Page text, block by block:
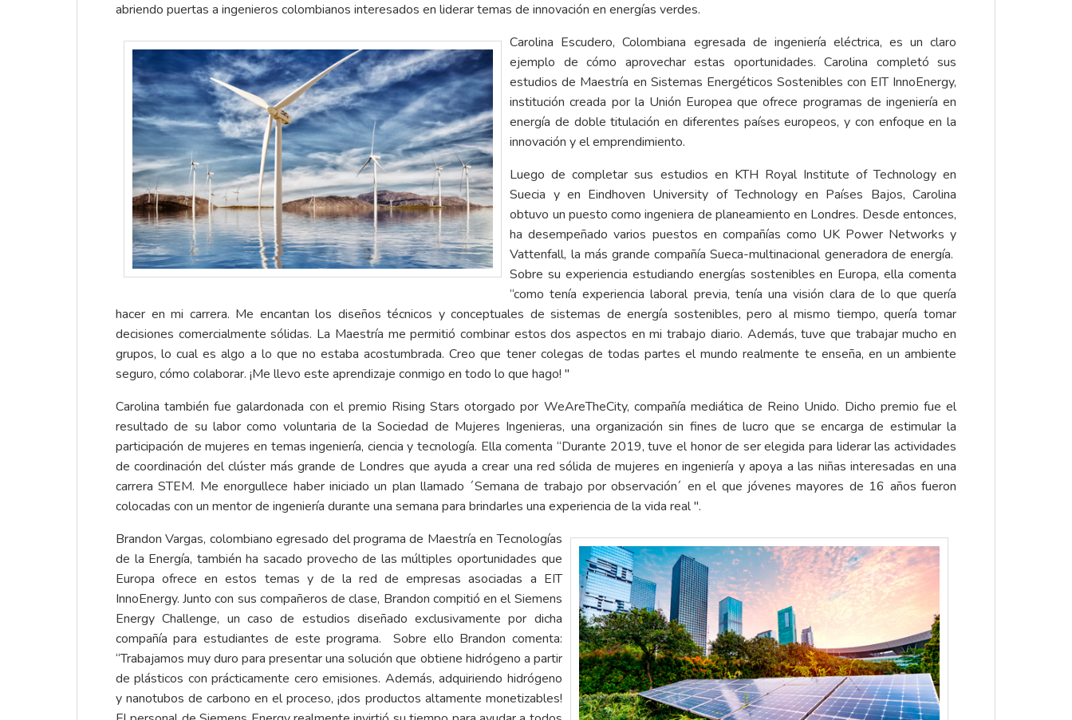
abriendo puertas a ingenieros colombianos interesados en liderar temas de innovación en energías verdes.
Carolina Escudero, Colombiana egresada de ingeniería eléctrica, es un claro
ejemplo de cómo aprovechar estas oportunidades. Carolina completó sus
estudios de Maestría en Sistemas Energéticos Sostenibles con EIT InnoEnergy,
institución creada por la Unión Europea que ofrece programas de ingeniería en
energía de doble titulación en diferentes países europeos, y con enfoque en la
innovación y el emprendimiento.
Luego de completar sus estudios en KTH Royal Institute of Technology en
Suecia y en Eindhoven University of Technology en Países Bajos, Carolina
obtuvo un puesto como ingeniera de planeamiento en Londres. Desde entonces,
ha desempeñado varios puestos en compañías como UK Power Networks y
Vattenfall, la más grande compañía Sueca-multinacional generadora de energía.
Sobre su experiencia estudiando energías sostenibles en Europa, ella comenta
“como tenía experiencia laboral previa, tenía una visión clara de lo que quería
hacer en mi carrera. Me encantan los diseños técnicos y conceptuales de sistemas de energía sostenibles, pero al mismo tiempo, quería tomar
decisiones comercialmente sólidas. La Maestría me permitió combinar estos dos aspectos en mi trabajo diario. Además, tuve que trabajar mucho en
grupos, lo cual es algo a lo que no estaba acostumbrada. Creo que tener colegas de todas partes el mundo realmente te enseña, en un ambiente
seguro, cómo colaborar. ¡Me llevo este aprendizaje conmigo en todo lo que hago! "
Carolina también fue galardonada con el premio Rising Stars otorgado por WeAreTheCity, compañía mediática de Reino Unido. Dicho premio fue el
resultado de su labor como voluntaria de la Sociedad de Mujeres Ingenieras, una organización sin fines de lucro que se encarga de estimular la
participación de mujeres en temas ingeniería, ciencia y tecnología. Ella comenta “Durante 2019, tuve el honor de ser elegida para liderar las actividades
de coordinación del clúster más grande de Londres que ayuda a crear una red sólida de mujeres en ingeniería y apoya a las niñas interesadas en una
carrera STEM. Me enorgullece haber iniciado un plan llamado ´Semana de trabajo por observación´ en el que jóvenes mayores de 16 años fueron
colocadas con un mentor de ingeniería durante una semana para brindarles una experiencia de la vida real ".
Brandon Vargas, colombiano egresado del programa de Maestría en Tecnologías
de la Energía, también ha sacado provecho de las múltiples oportunidades que
Europa ofrece en estos temas y de la red de empresas asociadas a EIT
InnoEnergy. Junto con sus compañeros de clase, Brandon compitió en el Siemens
Energy Challenge, un caso de estudios diseñado exclusivamente por dicha
compañía para estudiantes de este programa. Sobre ello Brandon comenta:
“Trabajamos muy duro para presentar una solución que obtiene hidrógeno a partir
de plásticos con prácticamente cero emisiones. Además, adquiriendo hidrógeno
y nanotubos de carbono en el proceso, ¡dos productos altamente monetizables!